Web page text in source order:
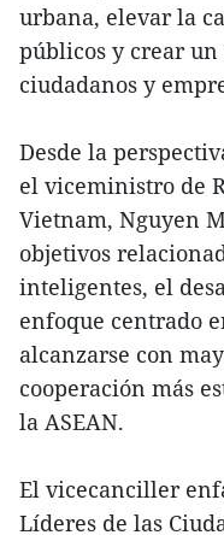
urbana, elevar la
públicos y crear
ciudadanos y
Desde la
el viceministro de
Vietnam, Nguyen
objetivos
inteligentes, el
enfoque centrado
alcanzarse con
cooperación más
la ASEAN.
El vicecanciller
Líderes de las